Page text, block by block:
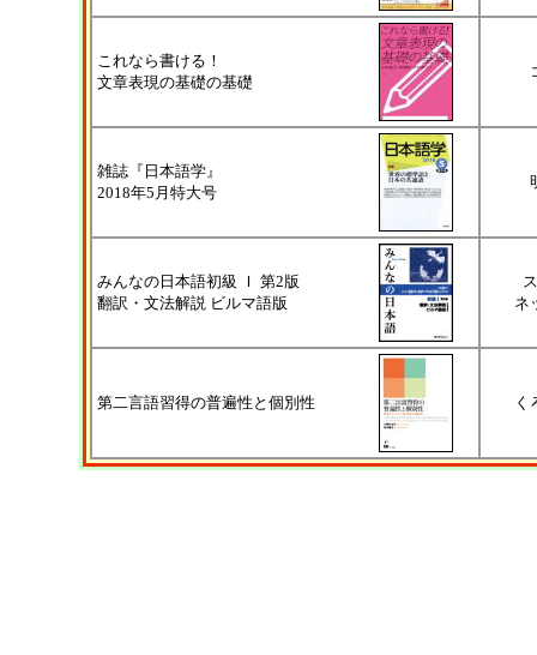
これなら書ける！
文章表現の基礎の基礎
雑誌『日本語学』
2018年5月特大号
みんなの日本語初級 Ｉ 第2版
翻訳・文法解説 ビルマ語版
ネ
第二言語習得の普遍性と個別性 く